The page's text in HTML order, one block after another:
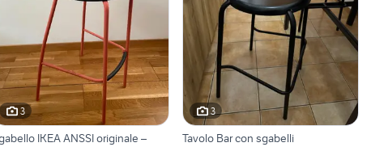
3
IKEA ANSSI originale –
3
Tavolo Bar con sgabelli